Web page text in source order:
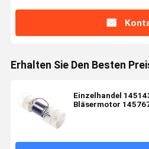
Erhalten Sie Den Besten
Einzelhandel
Bläsermotor